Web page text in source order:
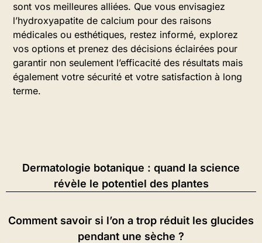
sont vos meilleures alliées. Que vous envisagiez
l’hydroxyapatite de calcium pour des raisons
médicales ou esthétiques, restez informé, explorez
vos options et prenez des décisions éclairées pour
garantir non seulement l’efficacité des résultats mais
également votre sécurité et votre satisfaction à long
terme.
Dermatologie botanique : quand la science
révèle le potentiel des plantes
Comment savoir si l’on a trop réduit les glucides
pendant une sèche ?